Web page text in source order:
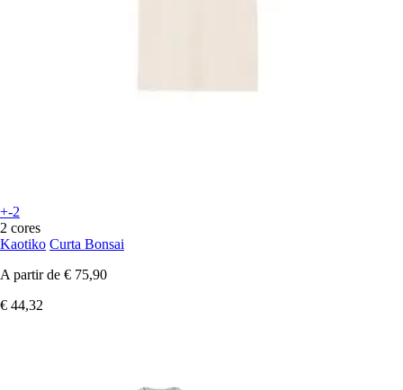
+-2
2 cores
Kaotiko Curta Bonsai
A partir de € 75,90
€ 44,32